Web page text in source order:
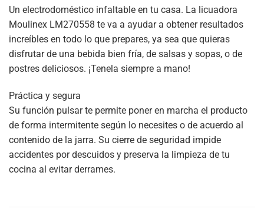
Un electrodoméstico infaltable en tu casa. La licuadora
Moulinex LM270558 te va a ayudar a obtener resultados
increíbles en todo lo que prepares, ya sea que quieras
disfrutar de una bebida bien fría, de salsas y sopas, o de
postres deliciosos. ¡Tenela siempre a mano!
Práctica y segura
Su función pulsar te permite poner en marcha el producto
de forma intermitente según lo necesites o de acuerdo al
contenido de la jarra. Su cierre de seguridad impide
accidentes por descuidos y preserva la limpieza de tu
cocina al evitar derrames.